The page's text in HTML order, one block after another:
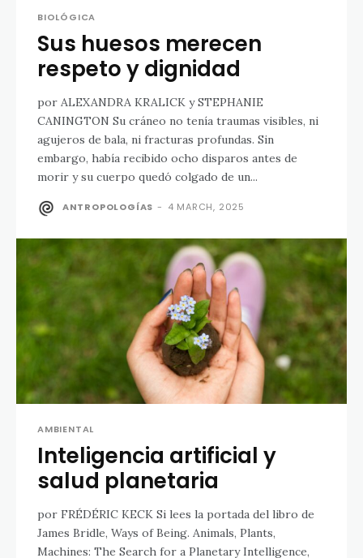
BIOLÓGICA
Sus huesos merecen
respeto y dignidad
por ALEXANDRA KRALICK y STEPHANIE
CANINGTON Su cráneo no tenía traumas visibles, ni
agujeros de bala, ni fracturas profundas. Sin
embargo, había recibido ocho disparos antes de
morir y su cuerpo quedó colgado de un...
ANTROPOLOGÍAS - 4 MARCH, 2025
AMBIENTAL
Inteligencia artificial y
salud planetaria
por FRÉDÉRIC KECK Si lees la portada del libro de
James Bridle, Ways of Being. Animals, Plants,
Machines: The Search for a Planetary Intelligence,